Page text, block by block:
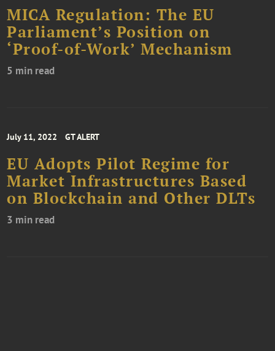
MICA Regulation: The EU
Parliament’s Position on
‘Proof-of-Work’ Mechanism
5 min read
July 11, 2022 GT ALERT
EU Adopts Pilot Regime for
Market Infrastructures Based
on Blockchain and Other DLTs
3 min read